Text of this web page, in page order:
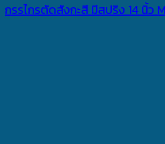
กรรไกรตัดสังกะสี มีสปริง 14 นิ้ว